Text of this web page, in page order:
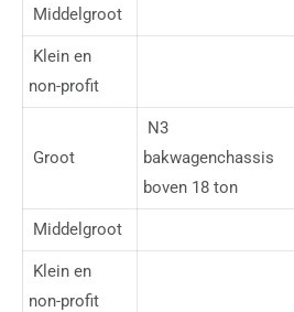
Middelgroot
Klein en
non-profit
Groot
N3
bakwagenchassis
boven 18 ton
Middelgroot
Klein en
non-profit